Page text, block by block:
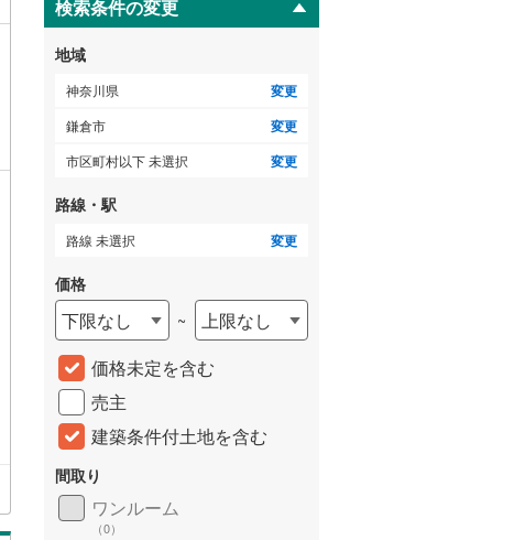
保
存
す
る
検索条件の変更
地域
神奈川県 変更
鎌倉市 変更
市区町村以下 未選択 変更
路線・駅
路線 未選択 変更
価格
下限なし ~
上限なし
価格未定を含む
売主
建築条件付土地を含む
間取り
ワンルーム
（0）